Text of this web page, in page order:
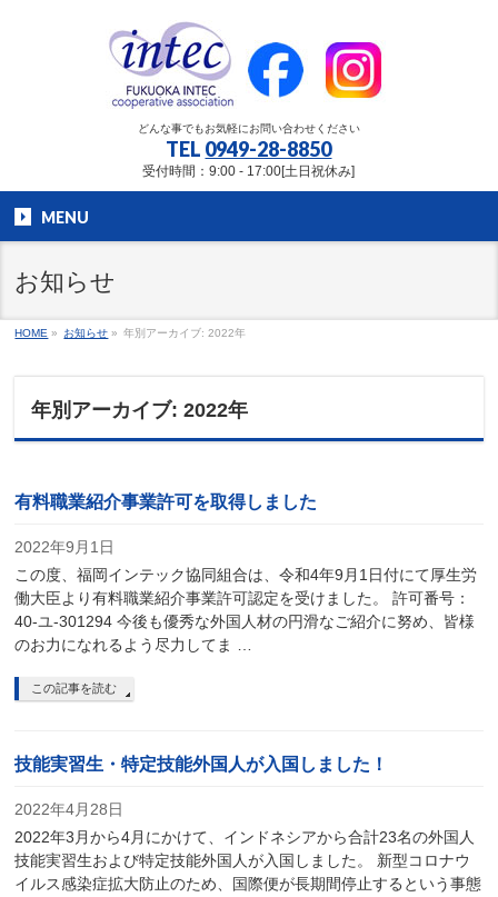
どんな事でもお気軽にお問い合わせください
TEL 0949-28-8850
受付時間：9:00 - 17:00[土日祝休み]
MENU
お知らせ
HOME » お知らせ » 年別アーカイブ: 2022年
年別アーカイブ: 2022年
有料職業紹介事業許可を取得しました
2022年9月1日
この度、福岡インテック協同組合は、令和4年9月1日付にて厚生労
働大臣より有料職業紹介事業許可認定を受けました。 許可番号：
40-ユ-301294 今後も優秀な外国人材の円滑なご紹介に努め、皆様
のお力になれるよう尽力してま …
この記事を読む
技能実習生・特定技能外国人が入国しました！
2022年4月28日
2022年3月から4月にかけて、インドネシアから合計23名の外国人
技能実習生および特定技能外国人が入国しました。 新型コロナウ
イルス感染症拡大防止のため、国際便が長期間停止するという事態